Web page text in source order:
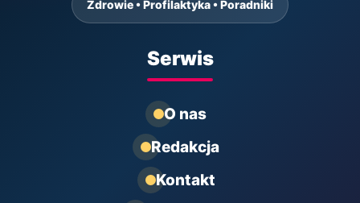
Zdrowie • Profilaktyka • Poradniki
Serwis
O nas
Redakcja
Kontakt